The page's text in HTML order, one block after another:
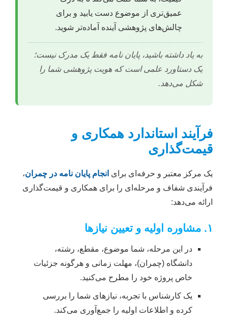
عمیق‌تری از موضوع دست یابید و برای
چالش‌های پژوهشی آینده آماده‌تر شوید.
به یاد داشته باشید، پایان نامه فقط یک مدرک نیست؛
یک دستاورد علمی است که هویت پژوهشی شما را
شکل می‌دهد.
فرآیند استاندارد همکاری و
قیمت‌گذاری
یک مرکز معتبر و حرفه‌ای برای انجام پایان نامه در چمران،
فرآیندی شفاف و مرحله‌ای را برای همکاری و قیمت‌گذاری
ارائه می‌دهد:
۱. مشاوره اولیه و تعیین نیازها
در این مرحله، شما موضوع، مقطع، رشته،
دانشگاه (چمران)، مهلت زمانی و هرگونه جزئیات
خاص پروژه خود را مطرح می‌کنید.
یک کارشناس با تجربه، نیازهای شما را بررسی
کرده و اطلاعات اولیه را جمع‌آوری می‌کند.